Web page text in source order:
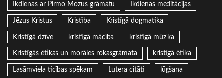
Ikdienas ar Pirmo Mozus grāmatu Ikdienas meditācijas
Jēzus Kristus Kristība Kristīgā dogmatika
Kristīgā dzīve kristīgā mācība kristīgā mūzika
Kristīgās ētikas un morāles rokasgrāmata kristīgā ētika
Lasāmviela ticības spēkam Lutera citāti lūgšana